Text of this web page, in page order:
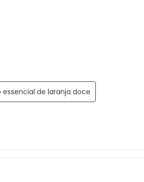
essencial de laranja doce